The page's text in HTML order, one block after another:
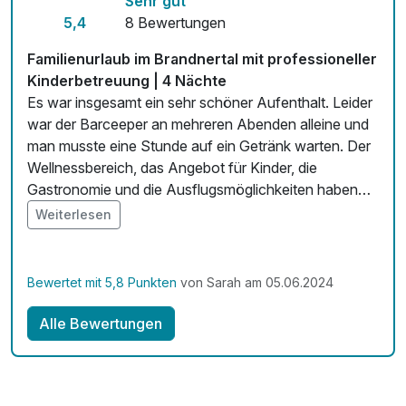
Mit Hotelbar5,4
8 Bewertungen
Familienurlaub im Brandnertal mit professioneller
Kinderbetreuung | 4 Nächte
Es war insgesamt ein sehr schöner Aufenthalt. Leider
war der Barceeper an mehreren Abenden alleine und
man musste eine Stunde auf ein Getränk warten. Der
Wellnessbereich, das Angebot für Kinder, die
Gastronomie und die Ausflugsmöglichkeiten haben
uns vollkommen überzeugt wiederzukommen. Die
Landschaft und die Lage des Hotels ist wirklich
Weiterlesen
Bewertet mit 5,8 Punkten von Sarah am 05.06.2024
Alle Bewertungen